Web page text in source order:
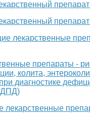
препарат
лекарственные
препараты -
колита,
диагностике